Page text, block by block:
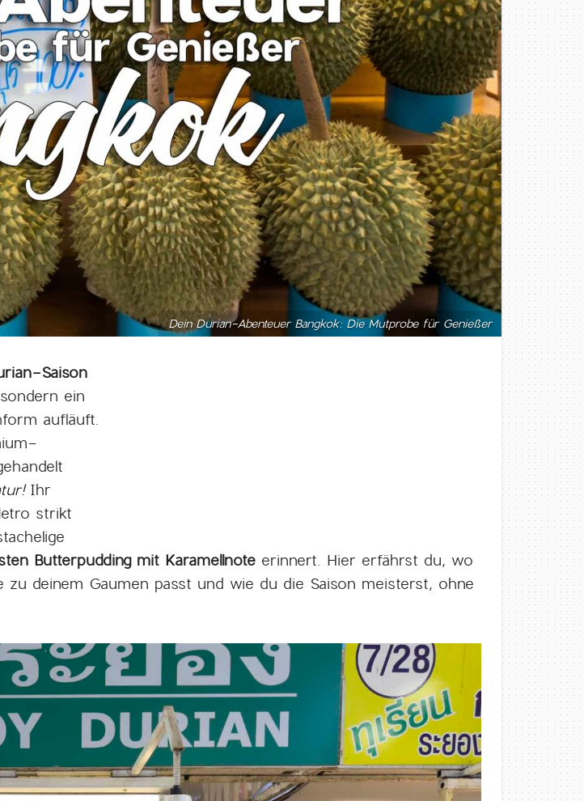
Dein Durian-Abenteuer Bangkok: Die Mutprobe für Genießer
Saison
ein
aufläuft.
Ihr
strikt
Butterpudding mit Karamellnote erinnert. Hier erfährst du, wo
zu deinem Gaumen passt und wie du die Saison meisterst, ohne